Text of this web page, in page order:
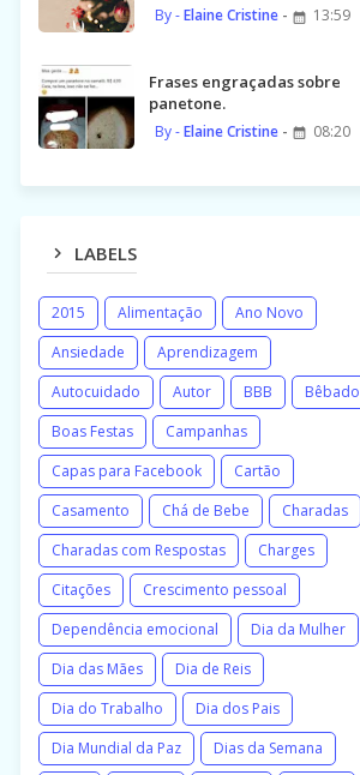
Elaine Cristine 13:59
Frases engraçadas sobre
panetone.
Elaine Cristine 08:20
LABELS
2015 Alimentação
Ano Novo
Ansiedade
Aprendizagem
Autocuidado
Autor BBB
Bêbado
Boas Festas
Campanhas
Capas para Facebook
Cartão
Casamento
Chá de Bebe
Charadas
Charadas com Respostas
Charges
Citações
Crescimento pessoal
Dependência emocional
Dia da Mulher
Dia das Mães
Dia de Reis
Dia do Trabalho
Dia dos Pais
Dia Mundial da Paz
Dias da Semana